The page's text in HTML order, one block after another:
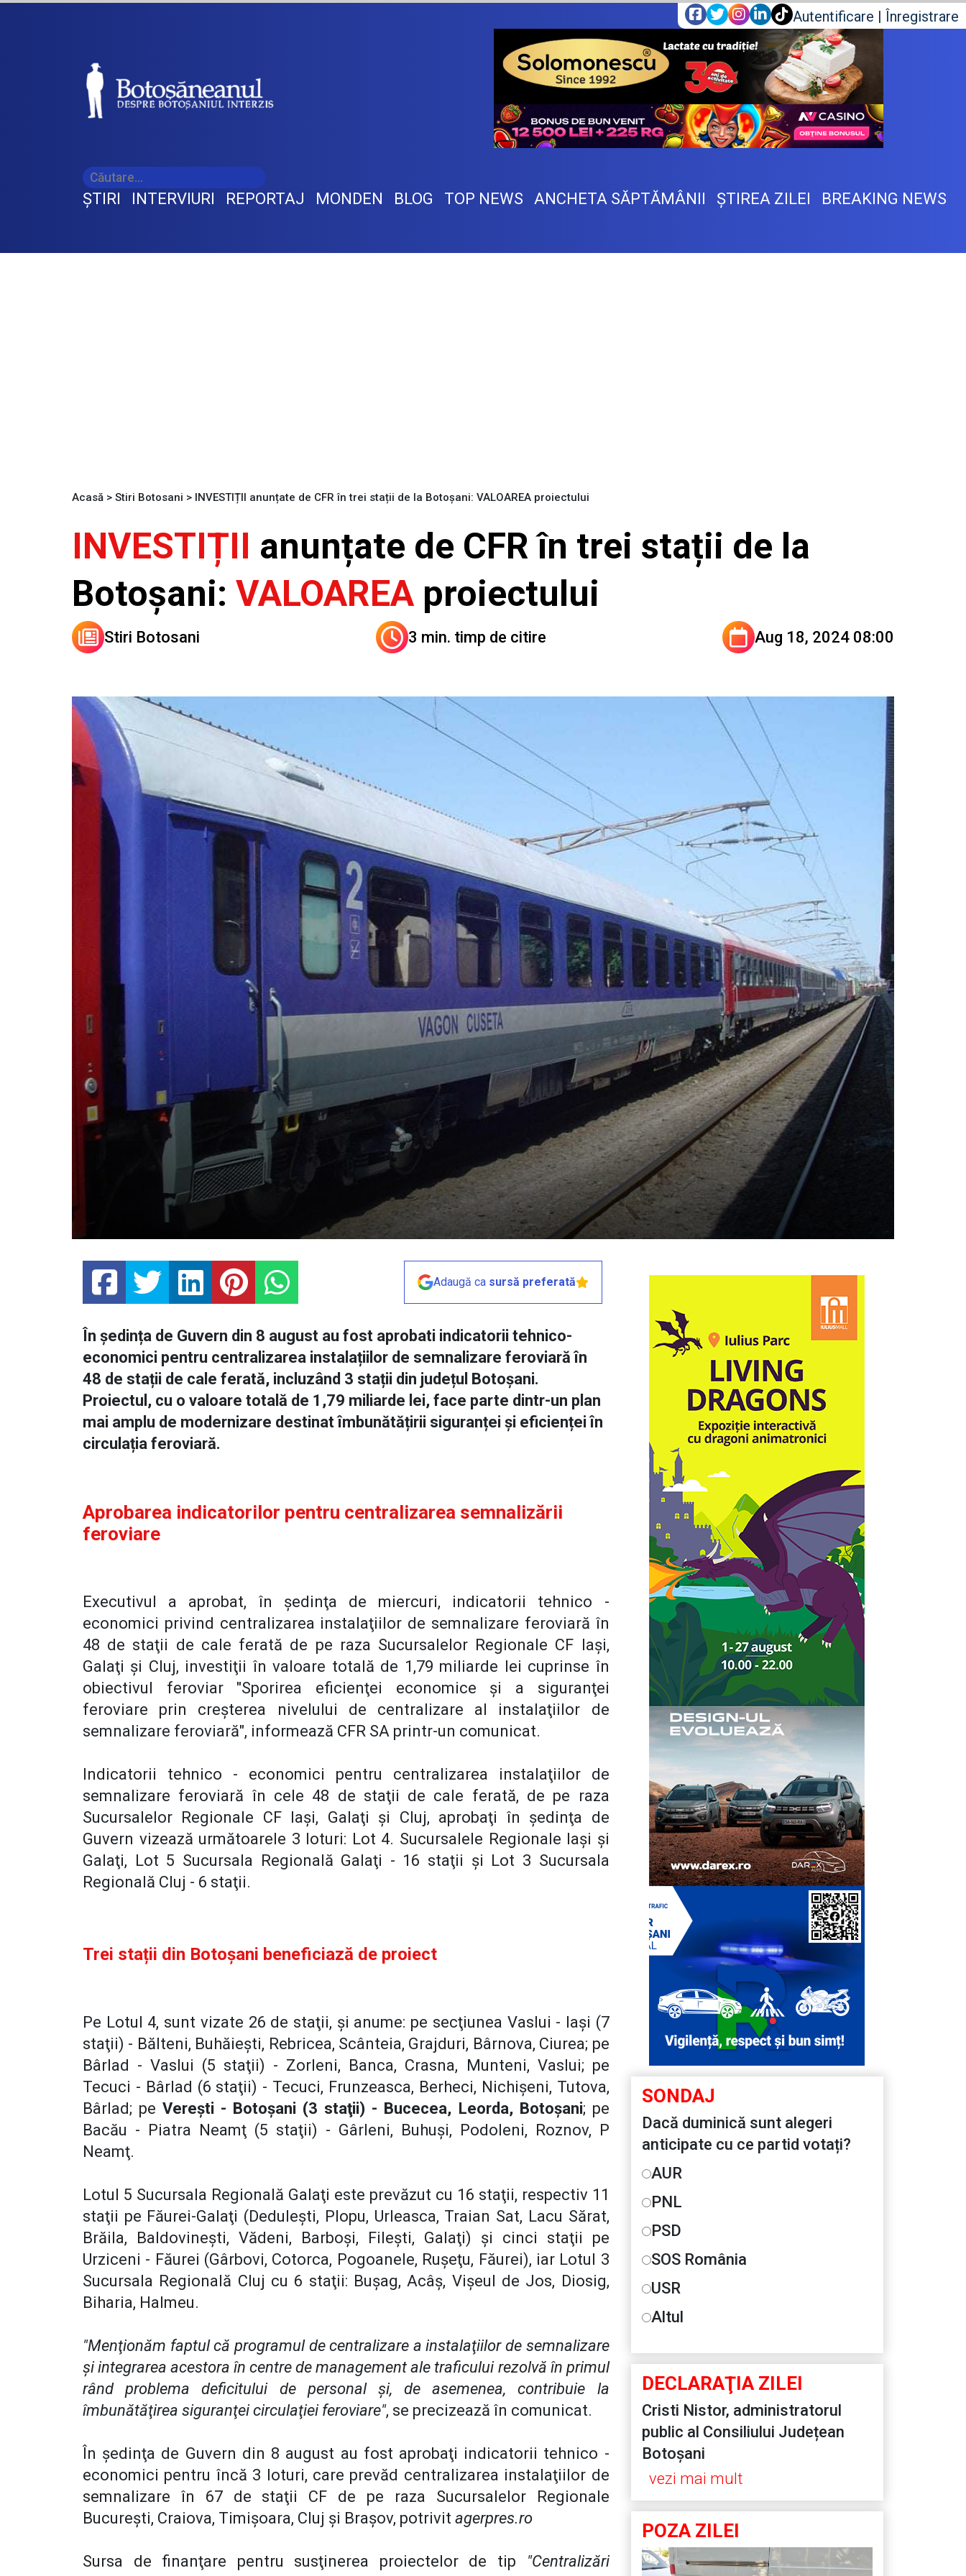
Autentificare | Înregistrare
ŞTIRI INTERVIURI REPORTAJ MONDEN BLOG TOP NEWS ANCHETA SĂPTĂMÂNII ŞTIREA ZILEI BREAKING NEWS
Acasă > Stiri Botosani > INVESTIȚII anunțate de CFR în trei stații de la Botoșani: VALOAREA proiectului
INVESTIȚII anunțate de CFR în trei stații de la
Botoșani: VALOAREA proiectului
Stiri Botosani 3 min. timp de citire Aug 18, 2024 08:00
Adaugă ca sursă preferată
În ședința de Guvern din 8 august au fost aprobati indicatorii tehnico-
economici pentru centralizarea instalațiilor de semnalizare feroviară în
48 de stații de cale ferată, incluzând 3 stații din județul Botoșani.
Proiectul, cu o valoare totală de 1,79 miliarde lei, face parte dintr-un plan
mai amplu de modernizare destinat îmbunătățirii siguranței și eficienței în
circulația feroviară.
Aprobarea indicatorilor pentru centralizarea semnalizării
feroviare
Executivul a aprobat, în şedinţa de miercuri, indicatorii tehnico -
economici privind centralizarea instalaţiilor de semnalizare feroviară în
48 de staţii de cale ferată de pe raza Sucursalelor Regionale CF Iaşi,
Galaţi şi Cluj, investiţii în valoare totală de 1,79 miliarde lei cuprinse în
obiectivul feroviar "Sporirea eficienţei economice şi a siguranţei
feroviare prin creşterea nivelului de centralizare al instalaţiilor de
semnalizare feroviară", informează CFR SA printr-un comunicat.
Indicatorii tehnico - economici pentru centralizarea instalaţiilor de
semnalizare feroviară în cele 48 de staţii de cale ferată, de pe raza
Sucursalelor Regionale CF Iaşi, Galaţi şi Cluj, aprobaţi în şedinţa de
Guvern vizează următoarele 3 loturi: Lot 4. Sucursalele Regionale Iaşi şi
Galaţi, Lot 5 Sucursala Regională Galaţi - 16 staţii şi Lot 3 Sucursala
Regională Cluj - 6 staţii.
Trei stații din Botoșani beneficiază de proiect
Pe Lotul 4, sunt vizate 26 de staţii, şi anume: pe secţiunea Vaslui - Iaşi (7
staţii) - Bălteni, Buhăieşti, Rebricea, Scânteia, Grajduri, Bârnova, Ciurea; pe
Bârlad - Vaslui (5 staţii) - Zorleni, Banca, Crasna, Munteni, Vaslui; pe
Tecuci - Bârlad (6 staţii) - Tecuci, Frunzeasca, Berheci, Nichişeni, Tutova,
Bârlad; peVereşti - Botoşani (3 staţii) - Bucecea, Leorda, Botoşani; pe
Bacău - Piatra Neamţ (5 staţii) - Gârleni, Buhuşi, Podoleni, Roznov, P
Neamţ.
Lotul 5 Sucursala Regională Galaţi este prevăzut cu 16 staţii, respectiv 11
staţii pe Făurei-Galaţi (Deduleşti, Plopu, Urleasca, Traian Sat, Lacu Sărat,
Brăila, Baldovineşti, Vădeni, Barboşi, Fileşti, Galaţi) şi cinci staţii pe
Urziceni - Făurei (Gârbovi, Cotorca, Pogoanele, Ruşeţu, Făurei), iar Lotul 3
Sucursala Regională Cluj cu 6 staţii: Buşag, Acâş, Vişeul de Jos, Diosig,
Biharia, Halmeu.
"Menţionăm faptul că programul de centralizare a instalaţiilor de semnalizare
şi integrarea acestora în centre de management ale traficului rezolvă în primul
rând problema deficitului de personal şi, de asemenea, contribuie la
îmbunătăţirea siguranţei circulaţiei feroviare", se precizează în comunicat.
În şedinţa de Guvern din 8 august au fost aprobaţi indicatorii tehnico -
economici pentru încă 3 loturi, care prevăd centralizarea instalaţiilor de
semnalizare în 67 de staţii CF de pe raza Sucursalelor Regionale
Bucureşti, Craiova, Timişoara, Cluj şi Braşov, potrivit agerpres.ro
Sursa de finanţare pentru susţinerea proiectelor de tip "Centralizări
SONDAJ
Dacă duminică sunt alegeri
anticipate cu ce partid votați?
AUR
PNL
PSD
SOS România
USR
Altul
DECLARAŢIA ZILEI
Cristi Nistor, administratorul
public al Consiliului Județean
Botoșani
vezi mai mult
POZA ZILEI